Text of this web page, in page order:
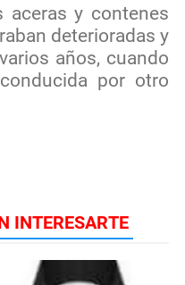
y contenes
deterioradas y
años, cuando
por otro
INTERESARTE